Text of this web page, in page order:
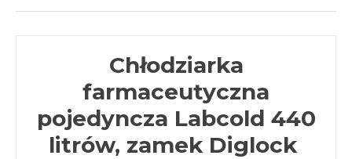
Chłodziarka
farmaceutyczna
pojedyncza Labcold 440
litrów, zamek Diglock